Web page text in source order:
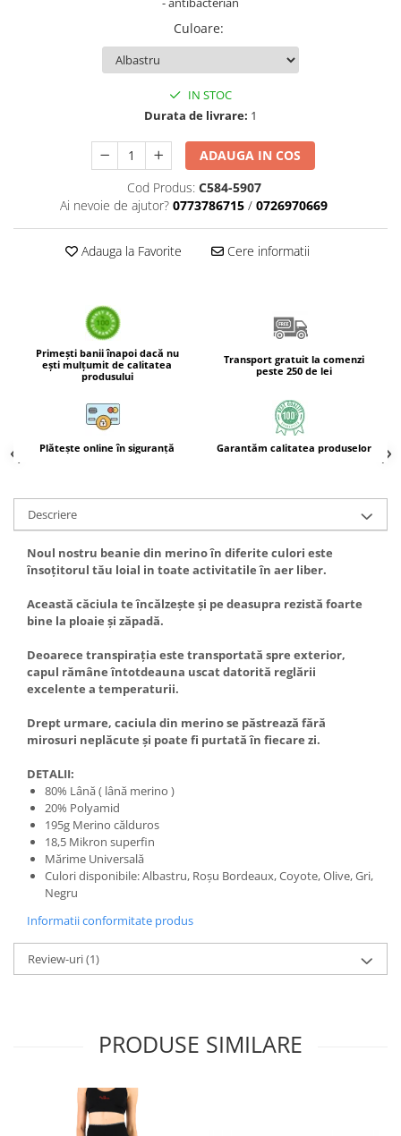
Rășini Prețioase, Lemne Aromatice
Spray Bio pentru Ambient
Unt de Karitè - Unt de Shea
Boluri Tibetane
Culoare:
IN STOC
Durata de livrare: 1
ADAUGA IN COS
Cod Produs: C584-5907
Ai nevoie de ajutor? 0773786715 / 0726970669
Adauga la Favorite Cere informatii
Primești banii înapoi dacă nu
ești mulțumit de calitatea
produsului
Transport gratuit la comenzi
peste 250 de lei
Plătește online în siguranță Garantăm calitatea produselor
Descriere
Noul nostru beanie din merino în diferite culori este
însoțitorul tău loial in toate activitatile în aer liber.
Această căciula te încălzește și pe deasupra rezistă foarte
bine la ploaie și zăpadă.
Deoarece transpirația este transportată spre exterior,
capul rămâne întotdeauna uscat datorită reglării
excelente a temperaturii.
Drept urmare, caciula din merino se păstrează fără
mirosuri neplăcute și poate fi purtată în fiecare zi.
DETALII:
80% Lână ( lână merino )
20% Polyamid
195g Merino călduros
18,5 Mikron superfin
Mărime Universală
Culori disponibile: Albastru, Roşu Bordeaux, Coyote, Olive, Gri,
Negru
Informatii conformitate produs
Review-uri(1)
PRODUSE SIMILARE